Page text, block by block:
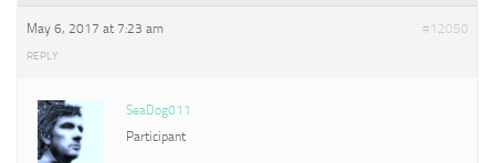
May 6, 2017 at 7:23 am #12050
REPLY
SeaDog011
Participant